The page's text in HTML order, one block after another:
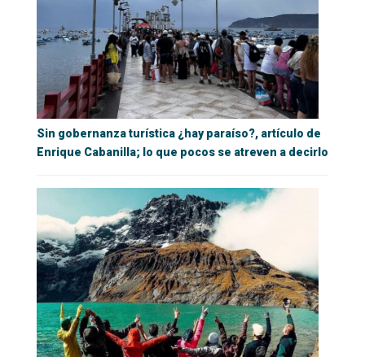
Sin gobernanza turística ¿hay paraíso?, artículo de
Enrique Cabanilla; lo que pocos se atreven a decirlo